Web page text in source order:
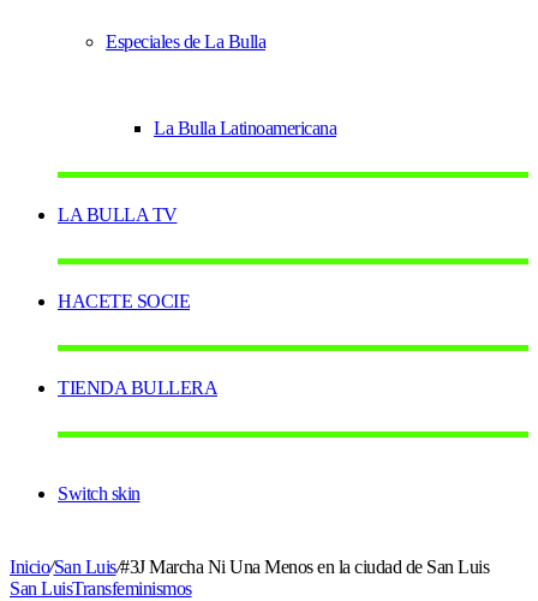
Especiales de La Bulla
La Bulla Latinoamericana
LA BULLA TV
HACETE SOCIE
TIENDA BULLERA
Switch skin
Inicio/San Luis/#3J Marcha Ni Una Menos en la ciudad de San Luis
San LuisTransfeminismos